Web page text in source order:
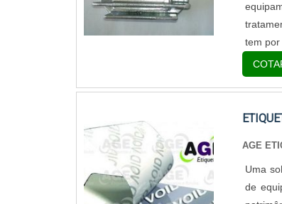
tem por
AGE
Uma
de